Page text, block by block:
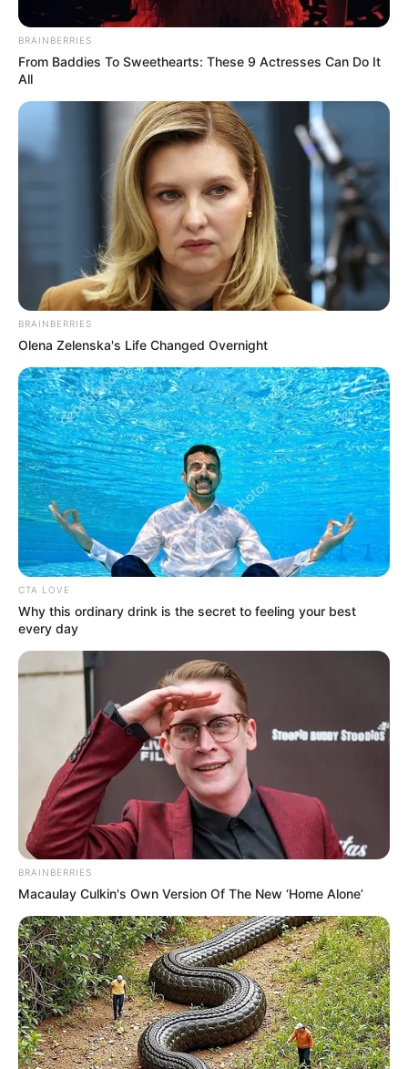
BRAINBERRIES
From Baddies To Sweethearts: These 9 Actresses Can Do It
All
BRAINBERRIES
Olena Zelenska's Life Changed Overnight
CTA LOVE
Why this ordinary drink is the secret to feeling your best
every day
BRAINBERRIES
Macaulay Culkin's Own Version Of The New ‘Home Alone’